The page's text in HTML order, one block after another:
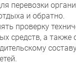
перевозки
и обратно.
проверку
средств, а также